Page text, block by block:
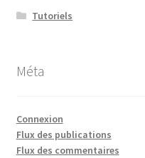
Tutoriels
Méta
Connexion
Flux des publications
Flux des commentaires